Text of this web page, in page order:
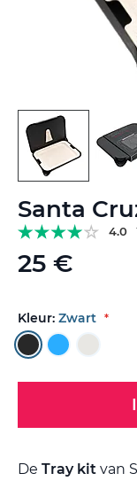
Santa
4.0
25 €
Kleur: Zwart
De Tray kit van
naar
het
begin
van
gallerij